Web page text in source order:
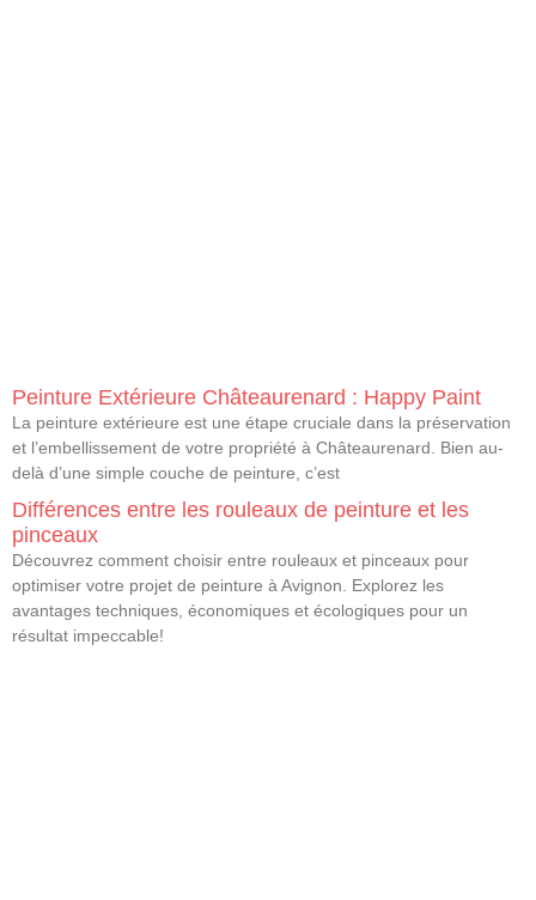
Peinture Extérieure Châteaurenard : Happy Paint
La peinture extérieure est une étape cruciale dans la préservation
et l’embellissement de votre propriété à Châteaurenard. Bien au-
delà d’une simple couche de peinture, c’est
Différences entre les rouleaux de peinture et les
pinceaux
Découvrez comment choisir entre rouleaux et pinceaux pour
optimiser votre projet de peinture à Avignon. Explorez les
avantages techniques, économiques et écologiques pour un
résultat impeccable!